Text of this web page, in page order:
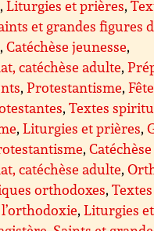
,Liturgies et prières,
et grandes figures
,Catéchèse jeunesse,
catéchèse adulte,
,Protestantisme,
,Textes
,Liturgies et prières,
,
catéchèse adulte,
orthodoxes,Textes
,Liturgies